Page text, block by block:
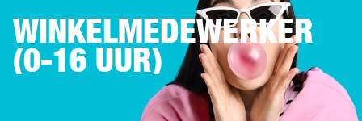
WINKELMEDEWERKER
(0-16 UUR)